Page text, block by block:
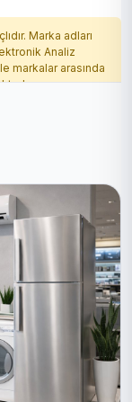
Marka adları
Analiz
markalar arasında